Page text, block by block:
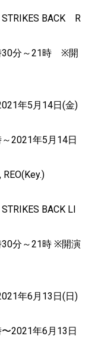
STRIKES BACK R
30分～21時 ※開
年5月14日(金)
2021年5月14日
BACK LI
分～21時 ※開演
年6月13日(日)
2021年6月13日